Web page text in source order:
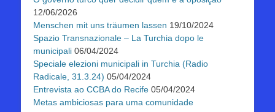
12/06/2026
Menschen mit uns träumen lassen 19/10/2024
Spazio Transnazionale – La Turchia dopo le
municipali 06/04/2024
Speciale elezioni municipali in Turchia (Radio
Radicale, 31.3.24) 05/04/2024
Entrevista ao CCBA do Recife 05/04/2024
Metas ambiciosas para uma comunidade